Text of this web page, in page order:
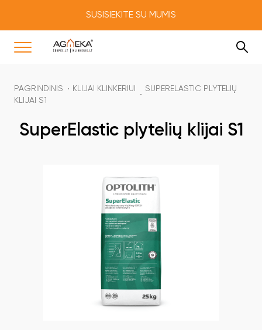
SUSISIEKITE SU MUMIS
PAGRINDINIS KLIJAI KLINKERIUI
SUPERELASTIC PLYTELIŲ
KLIJAI S1
SuperElastic plytelių klijai S1